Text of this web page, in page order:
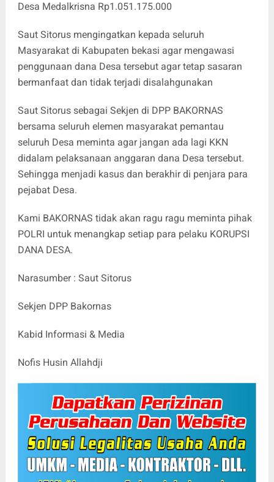
Desa Medalkrisna Rp1.051.175.000
Saut Sitorus mengingatkan kepada seluruh
Masyarakat di Kabupaten bekasi agar mengawasi
penggunaan dana Desa tersebut agar tetap sasaran
bermanfaat dan tidak terjadi disalahgunakan
Saut Sitorus sebagai Sekjen di DPP BAKORNAS
bersama seluruh elemen masyarakat pemantau
seluruh Desa meminta agar jangan ada lagi KKN
didalam pelaksanaan anggaran dana Desa tersebut.
Sehingga menjadi kasus dan berakhir di penjara para
pejabat Desa.
Kami BAKORNAS tidak akan ragu ragu meminta pihak
POLRI untuk menangkap setiap para pelaku KORUPSI
DANA DESA.
Narasumber : Saut Sitorus
Sekjen DPP Bakornas
Kabid Informasi & Media
Nofis Husin Allahdji